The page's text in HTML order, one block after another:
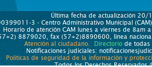
Última fecha de actualización
3 - Centro Administrativo Municipal
Horario de atención CAM lunes a viernes de 8am
8879020, fax (57+2)8890600, línea
Atención al ciudadano. Directoriode todas
Notificaciones judiciales:
Políticas de seguridad de la información y
Todos los Derechos Reservados